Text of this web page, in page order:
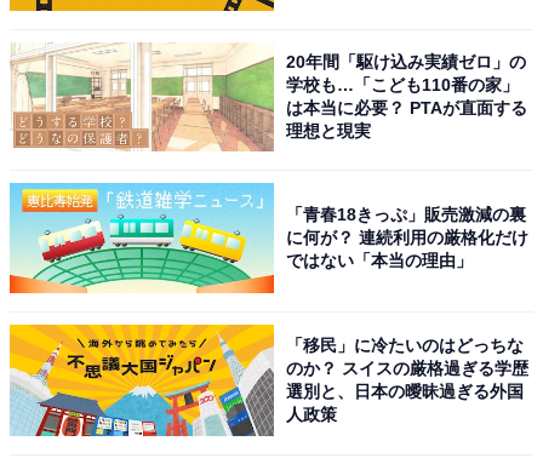
羊のハンバーグステーキ 赤ワインソース
ヘルシーでうま味たっぷりの羊肉をひき肉にして使用。
全ての部位でお肉のひき方を変えているそうです。ハン
バーグには江戸野菜が添えられていますが、実はソース
20年間「駆け込み実績ゼロ」の
学校も…「こども110番の家」
は本当に必要？ PTAが直面する
理想と現実
「青春18きっぷ」販売激減の裏
に何が？ 連続利用の厳格化だけ
ではない「本当の理由」
「移民」に冷たいのはどっちな
のか？ スイスの厳格過ぎる学歴
選別と、日本の曖昧過ぎる外国
人政策